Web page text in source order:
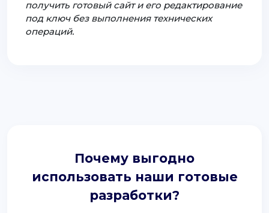
получить готовый сайт и его редактирование
под ключ без выполнения технических
операций.
Почему выгодно
использовать наши готовые
разработки?